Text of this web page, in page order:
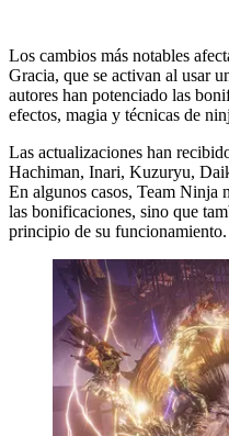
Los cambios más notables
Gracia, que se activan al usar
autores han potenciado las
efectos, magia y técnicas de
Las actualizaciones han
Hachiman, Inari, Kuzuryu,
En algunos casos, Team Ninja
las bonificaciones, sino que
principio de su funcionamiento.